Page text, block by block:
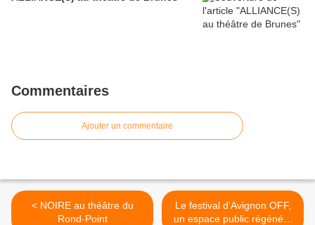
Commentaires
Ajouter un commentaire
< NOIRE au théâtre du
Rond-Point
Le festival d'Avignon OFF,
un espace public régénéré